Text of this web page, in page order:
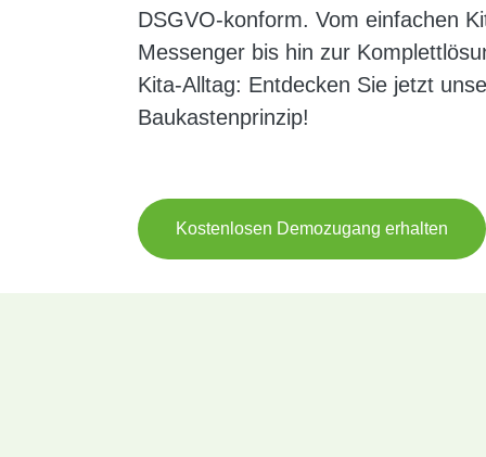
DSGVO-konform. Vom einfachen
Messenger bis hin zur
Kita-Alltag: Entdecken Sie jetzt
Baukastenprinzip!
Kostenlosen Demozugang erhalten